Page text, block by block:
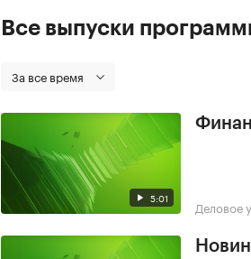
Все выпуски
За все время
5:01 Деловое